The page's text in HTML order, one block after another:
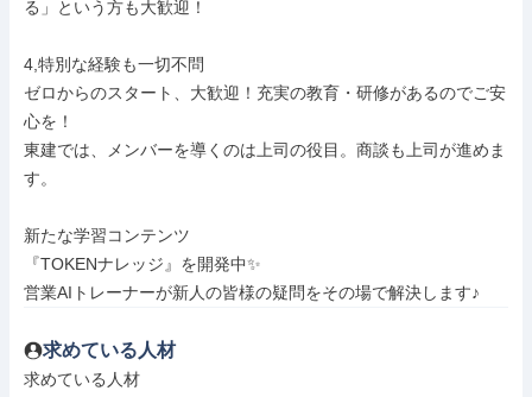
る」という方も大歓迎！
4,特別な経験も一切不問
ゼロからのスタート、大歓迎！充実の教育・研修があるのでご安
心を！
東建では、メンバーを導くのは上司の役目。商談も上司が進めま
す。
新たな学習コンテンツ
『TOKENナレッジ』を開発中✨
営業AIトレーナーが新人の皆様の疑問をその場で解決します♪
求めている人材
求めている人材